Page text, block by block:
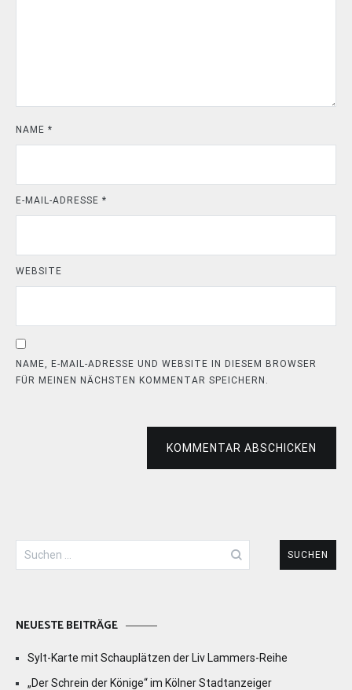
NAME *
E-MAIL-ADRESSE *
WEBSITE
NAME, E-MAIL-ADRESSE UND WEBSITE IN DIESEM BROWSER
FÜR MEINEN NÄCHSTEN KOMMENTAR SPEICHERN.
KOMMENTAR ABSCHICKEN
Suchen
nach:
NEUESTE BEITRÄGE
Sylt-Karte mit Schauplätzen der Liv Lammers-Reihe
„Der Schrein der Könige“ im Kölner Stadtanzeiger